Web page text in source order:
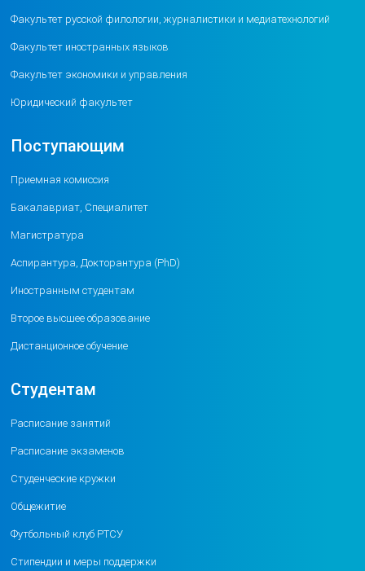
Факультет русской филологии, журналистики и медиатехнологий
Факультет иностранных языков
Факультет экономики и управления
Юридический факультет
Поступающим
Приемная комиссия
Бакалавриат, Специалитет
Магистратура
Аспирантура, Докторантура (PhD)
Иностранным студентам
Второе высшее образование
Дистанционное обучение
Студентам
Расписание занятий
Расписание экзаменов
Студенческие кружки
Общежитие
Футбольный клуб РТСУ
Стипендии и меры поддержки